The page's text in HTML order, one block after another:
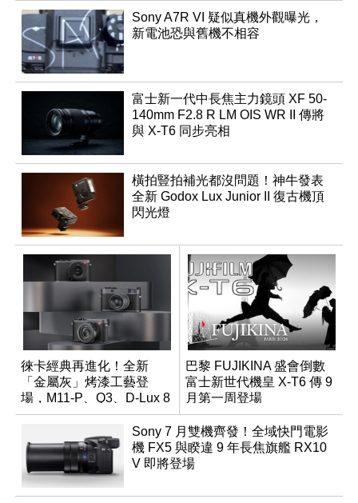
Sony A7R VI 疑似真機外觀曝光，
新電池恐與舊機不相容
富士新一代中長焦主力鏡頭 XF 50-
140mm F2.8 R LM OIS WR II 傳將
與 X-T6 同步亮相
橫拍豎拍補光都沒問題！神牛發表
全新 Godox Lux Junior II 復古機頂
閃光燈
徠卡經典再進化！全新
「金屬灰」烤漆工藝登
場，M11-P、Q3、D-Lux 8
領銜換裝
巴黎 FUJIKINA 盛會倒數
富士新世代機皇 X-T6 傳 9
月第一周登場
Sony 7 月雙機齊發！全域快門電影
機 FX5 與睽違 9 年長焦旗艦 RX10
V 即將登場